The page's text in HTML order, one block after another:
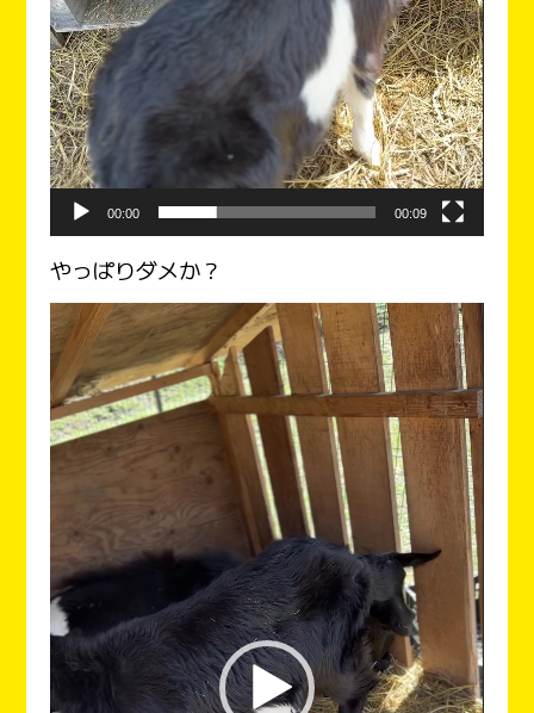
00:00 00:09
やっぱりダメか？
動
画
プ
レ
ー
ー